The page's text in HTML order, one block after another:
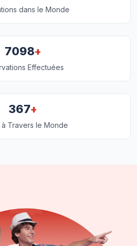
dans le Monde
7098+
Effectuées
367+
à Travers le Monde